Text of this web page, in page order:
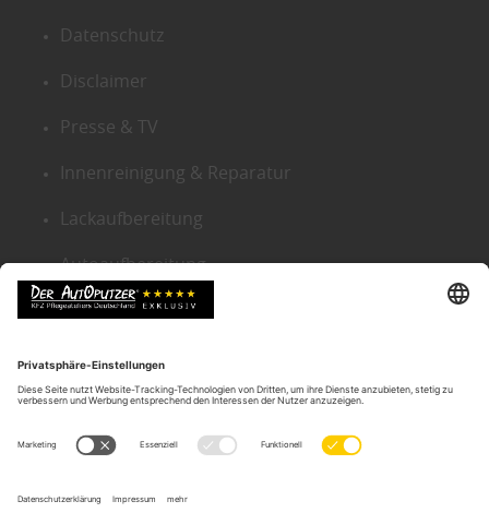
Datenschutz
Disclaimer
Presse & TV
Innenreinigung & Reparatur
Lackaufbereitung
Autoaufbereitung
Sitemap
KONTAKT ZENTRALE
Der Autoputzer Deutschland ®
Gneisenaustr. 9